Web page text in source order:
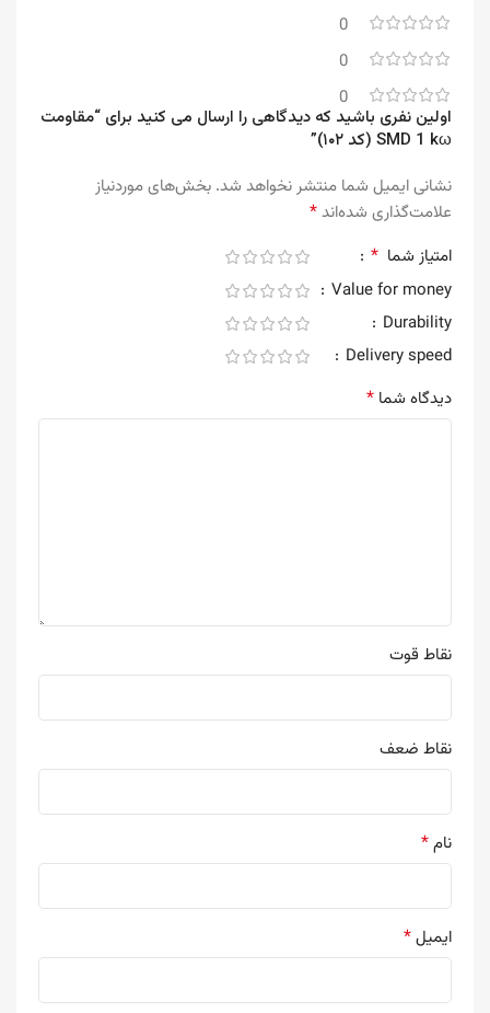
0
0
0
اولین نفری باشید که دیدگاهی را ارسال می کنید برای “مقاومت
SMD 1 kω (کد ۱۰۲)”
نشانی ایمیل شما منتشر نخواهد شد. بخش‌های موردنیاز
علامت‌گذاری شده‌اند*
امتیاز شما *
Value for money
Durability
Delivery speed
دیدگاه شما *
نقاط قوت
نقاط ضعف
نام*
ایمیل*